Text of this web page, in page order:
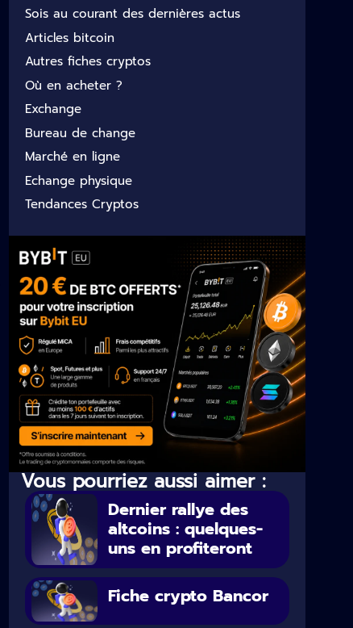
Sois au courant des dernières actus
Articles bitcoin
Autres fiches cryptos
Où en acheter ?
Exchange
Bureau de change
Marché en ligne
Echange physique
Tendances Cryptos
Vous pourriez aussi aimer :
Dernier rallye des
altcoins : quelques-
uns en profiteront
Fiche crypto Bancor